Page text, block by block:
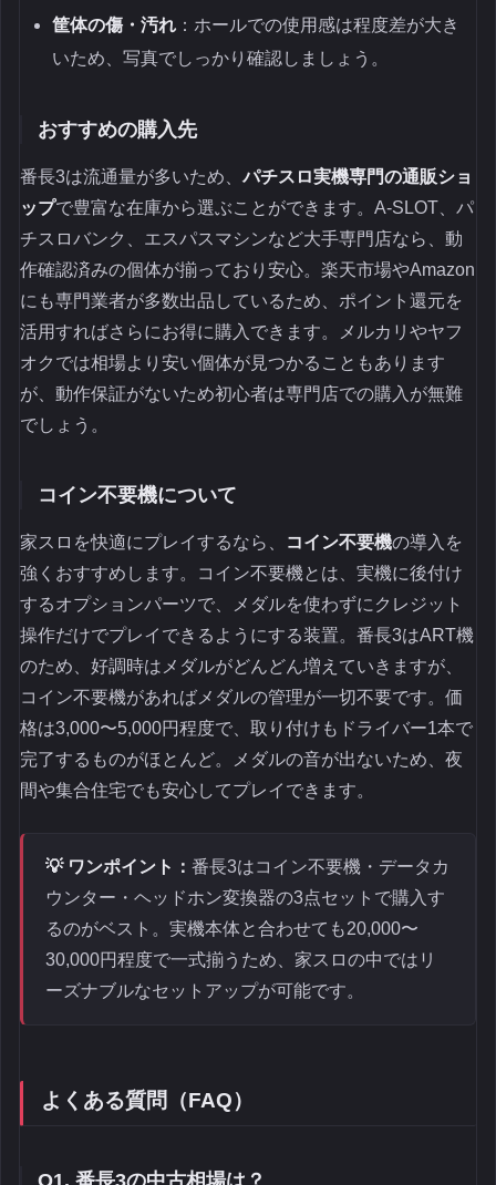
筐体の傷・汚れ ：ホールでの使用感は程度差が大き
いため、写真でしっかり確認しましょう。
おすすめの購入先
番長3は流通量が多いため、パチスロ実機専門の通販ショ
ップで豊富な在庫から選ぶことができます。A-SLOT、パ
チスロバンク、エスパスマシンなど大手専門店なら、動
作確認済みの個体が揃っており安心。楽天市場やAmazon
にも専門業者が多数出品しているため、ポイント還元を
活用すればさらにお得に購入できます。メルカリやヤフ
オクでは相場より安い個体が見つかることもあります
が、動作保証がないため初心者は専門店での購入が無難
でしょう。
コイン不要機について
家スロを快適にプレイするなら、 コイン不要機の導入を
強くおすすめします。コイン不要機とは、実機に後付け
するオプションパーツで、メダルを使わずにクレジット
操作だけでプレイできるようにする装置。番長3はART機
のため、好調時はメダルがどんどん増えていきますが、
コイン不要機があればメダルの管理が一切不要です。価
格は3,000〜5,000円程度で、取り付けもドライバー1本で
完了するものがほとんど。メダルの音が出ないため、夜
間や集合住宅でも安心してプレイできます。
💡 ワンポイント： 番長3はコイン不要機・データカ
ウンター・ヘッドホン変換器の3点セットで購入す
るのがベスト。実機本体と合わせても20,000〜
30,000円程度で一式揃うため、家スロの中ではリ
ーズナブルなセットアップが可能です。
よくある質問（FAQ）
Q1. 番長3の中古相場は？